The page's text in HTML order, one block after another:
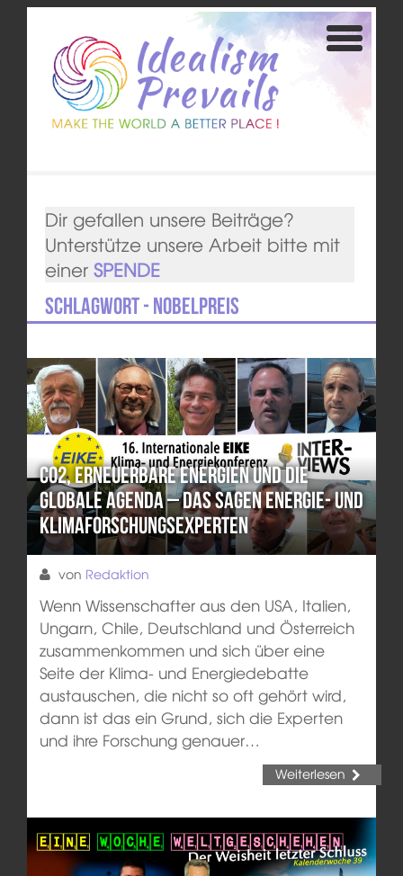
Dir gefallen unsere Beiträge?
Unterstütze unsere Arbeit bitte mit
einer SPENDE
Schlagwort - Nobelpreis
CO2, erneuerbare Energien und die
globale Agenda – das sagen Energie- und
Klimaforschungsexperten
von Redaktion
Wenn Wissenschafter aus den USA, Italien,
Ungarn, Chile, Deutschland und Österreich
zusammenkommen und sich über eine
Seite der Klima- und Energiedebatte
austauschen, die nicht so oft gehört wird,
dann ist das ein Grund, sich die Experten
und ihre Forschung genauer…
Weiterlesen